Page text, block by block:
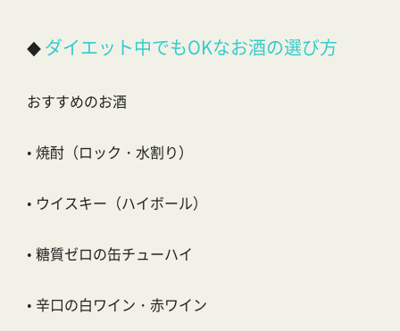
◆ ダイエット中でもOKなお酒の選び方
おすすめのお酒
• 焼酎（ロック・水割り）
• ウイスキー（ハイボール）
• 糖質ゼロの缶チューハイ
• 辛口の白ワイン・赤ワイン